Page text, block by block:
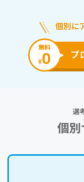
個別に
無料
¥0 プ
選
個別